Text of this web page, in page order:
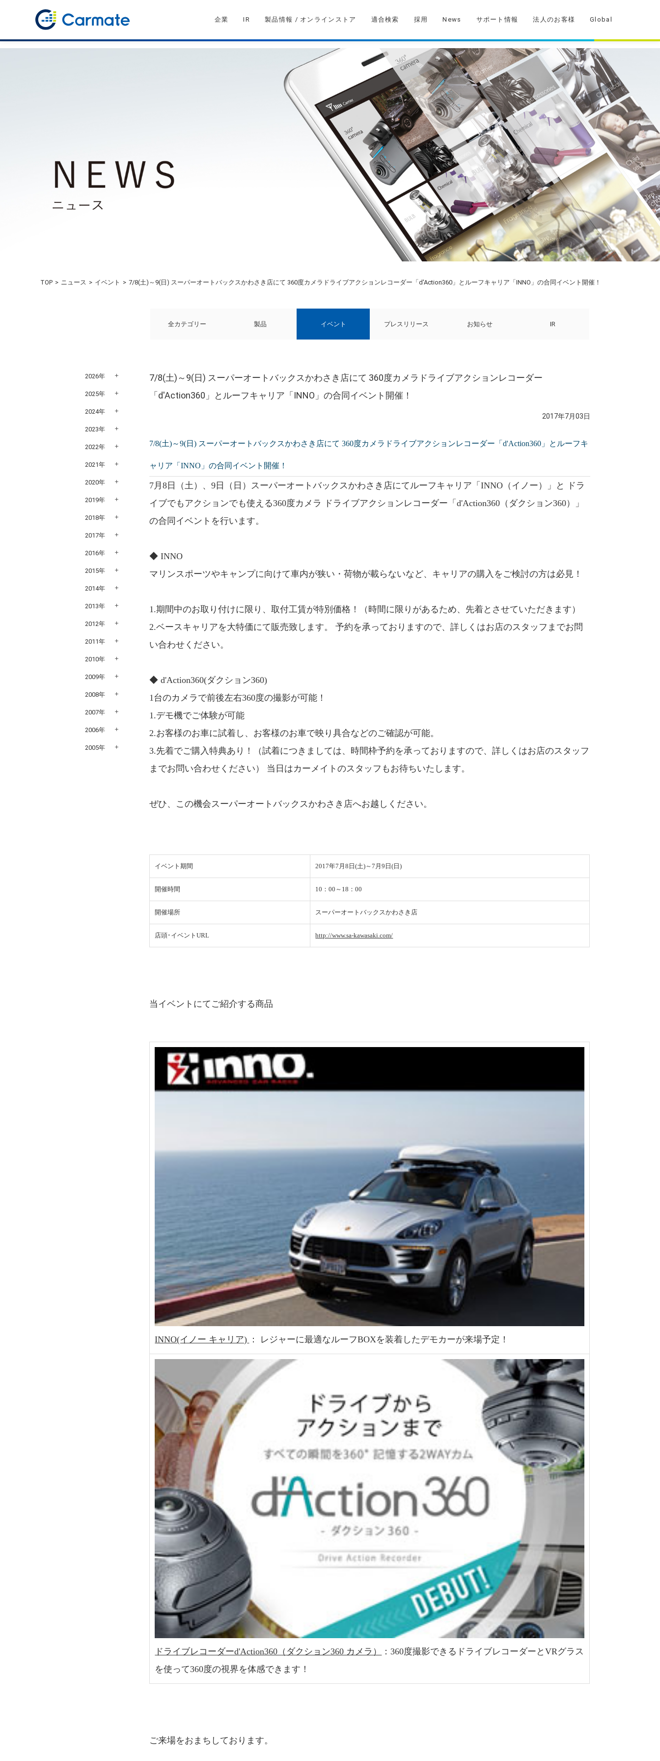
企業 IR 製品情報 / オンラインストア 適合検索 採用 News サポート情報 法人のお客様 Global
TOP ニュース イベント 7/8(土)～9(日) スーパーオートバックスかわさき店にて 360度カメラドライブアクションレコーダー「d'Action360」とルーフキャリア「INNO」の合同イベント開催！
全カテゴリー 製品 イベント プレスリリース お知らせ IR
7/8(土)～9(日) スーパーオートバックスかわさき店にて 360度カメラドライブアクションレコーダー
「d'Action360」とルーフキャリア「INNO」の合同イベント開催！
2017年7月03日
7/8(土)～9(日) スーパーオートバックスかわさき店にて 360度カメラドライブアクションレコーダー「d'Action360」とルーフキ
ャリア「INNO」の合同イベント開催！
7月8日（土）、9日（日）スーパーオートバックスかわさき店にてルーフキャリア「INNO（イノー）」と ドラ
イブでもアクションでも使える360度カメラ ドライブアクションレコーダー「d'Action360（ダクション360）」
の合同イベントを行います。
◆ INNO
マリンスポーツやキャンプに向けて車内が狭い・荷物が載らないなど、キャリアの購入をご検討の方は必見！
1.期間中のお取り付けに限り、取付工賃が特別価格！（時間に限りがあるため、先着とさせていただきます）
2.ベースキャリアを大特価にて販売致します。 予約を承っておりますので、詳しくはお店のスタッフまでお問
い合わせください。
◆ d'Action360(ダクション360)
1台のカメラで前後左右360度の撮影が可能！
1.デモ機でご体験が可能
2.お客様のお車に試着し、お客様のお車で映り具合などのご確認が可能。
3.先着でご購入特典あり！（試着につきましては、時間枠予約を承っておりますので、詳しくはお店のスタッフ
までお問い合わせください） 当日はカーメイトのスタッフもお待ちいたします。
ぜひ、この機会スーパーオートバックスかわさき店へお越しください。
イベント期間 2017年7月8日(土)～7月9日(日)
開催時間 10：00～18：00
開催場所 スーパーオートバックスかわさき店
店頭･イベントURL http://www.sa-kawasaki.com/
当イベントにてご紹介する商品
INNO(イノー キャリア) ： レジャーに最適なルーフBOXを装着したデモカーが来場予定！
ドライブレコーダーd'Action360（ダクション360 カメラ）
：360度撮影できるドライブレコーダーとVRグラス
を使って360度の視界を体感できます！
ご来場をおまちしております。
2026年
2025年
2024年
2023年
2022年
2021年
2020年
2019年
2018年
2017年
2016年
2015年
2014年
2013年
2012年
2011年
2010年
2009年
2008年
2007年
2006年
2005年